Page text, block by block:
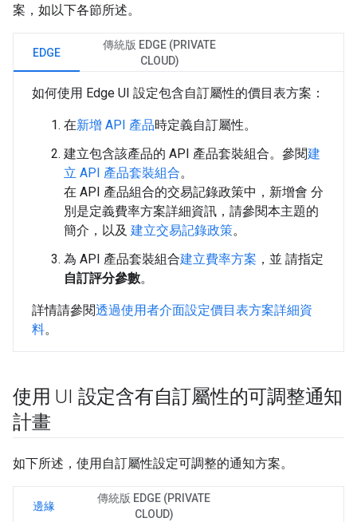
案，如以下各節所述。
EDGE
傳統版 EDGE (PRIVATE
CLOUD)
如何使用 Edge UI 設定包含自訂屬性的價目表方案：
在新增 API 產品時定義自訂屬性。
建立包含該產品的 API 產品套裝組合。參閱建
立 API 產品套裝組合。
在 API 產品組合的交易記錄政策中，新增會 分
別是定義費率方案詳細資訊，請參閱本主題的
簡介，以及 建立交易記錄政策。
為 API 產品套裝組合建立費率方案 ，並 請指定
自訂評分參數。
詳情請參閱透過使用者介面設定價目表方案詳細資
料。
使用 UI 設定含有自訂屬性的可調整通知
計畫
如下所述，使用自訂屬性設定可調整的通知方案。
邊緣
傳統版 EDGE (PRIVATE
CLOUD)